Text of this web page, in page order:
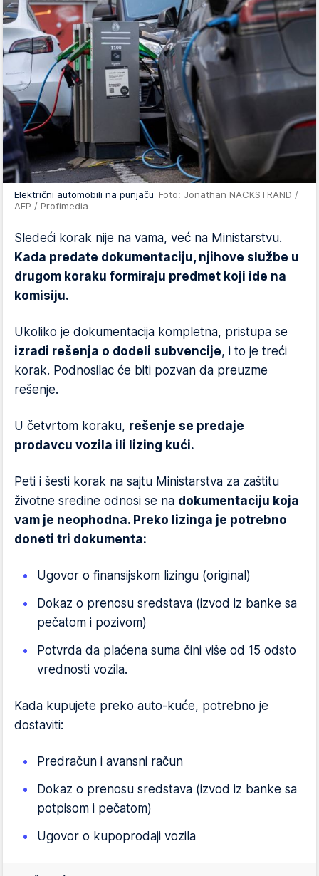
Električni automobili na punjaču Foto: Jonathan NACKSTRAND /
AFP / Profimedia
Sledeći korak nije na vama, već na Ministarstvu.
Kada predate dokumentaciju, njihove službe u
drugom koraku formiraju predmet koji ide na
komisiju.
Ukoliko je dokumentacija kompletna, pristupa se
izradi rešenja o dodeli subvencije, i to je treći
korak. Podnosilac će biti pozvan da preuzme
rešenje.
U četvrtom koraku, rešenje se predaje
prodavcu vozila ili lizing kući.
Peti i šesti korak na sajtu Ministarstva za zaštitu
životne sredine odnosi se na dokumentaciju koja
vam je neophodna. Preko lizinga je potrebno
doneti tri dokumenta:
Ugovor o finansijskom lizingu (original)
Dokaz o prenosu sredstava (izvod iz banke sa
pečatom i pozivom)
Potvrda da plaćena suma čini više od 15 odsto
vrednosti vozila.
Kada kupujete preko auto-kuće, potrebno je
dostaviti:
Predračun i avansni račun
Dokaz o prenosu sredstava (izvod iz banke sa
potpisom i pečatom)
Ugovor o kupoprodaji vozila